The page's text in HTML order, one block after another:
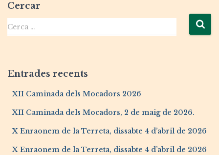
Cercar
Cerca …
Entrades recents
XII Caminada dels Mocadors 2026
XII Caminada dels Mocadors, 2 de maig de 2026.
X Enraonem de la Terreta, dissabte 4 d’abril de 2026
X Enraonem de la Terreta, dissabte 4 d’abril de 2026